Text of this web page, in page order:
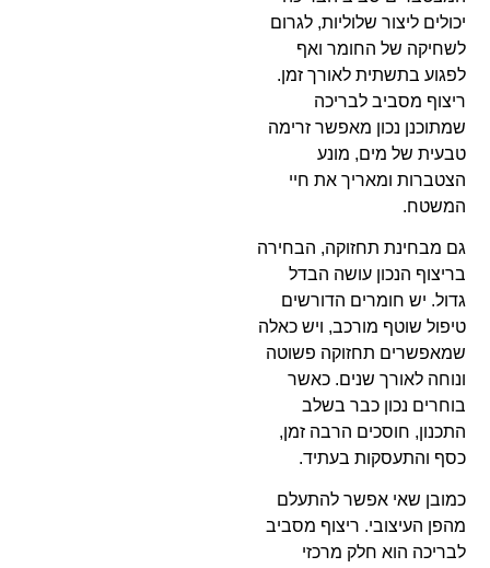
יכולים ליצור שלוליות, לגרום
לשחיקה של החומר ואף
לפגוע בתשתית לאורך זמן.
ריצוף מסביב לבריכה
שמתוכנן נכון מאפשר זרימה
טבעית של מים, מונע
הצטברות ומאריך את חיי
המשטח.
גם מבחינת תחזוקה, הבחירה
בריצוף הנכון עושה הבדל
גדול. יש חומרים הדורשים
טיפול שוטף מורכב, ויש כאלה
שמאפשרים תחזוקה פשוטה
ונוחה לאורך שנים. כאשר
בוחרים נכון כבר בשלב
התכנון, חוסכים הרבה זמן,
כסף והתעסקות בעתיד.
כמובן שאי אפשר להתעלם
מהפן העיצובי. ריצוף מסביב
לבריכה הוא חלק מרכזי